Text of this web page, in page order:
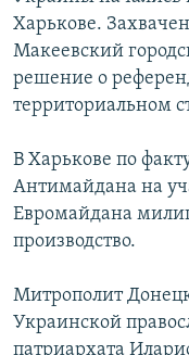
Харькове.
Макеевский
решение о
территориальном
В Харькове по
Антимайдана на
Евромайдана
производство.
Митрополит
Украинской
патриархата